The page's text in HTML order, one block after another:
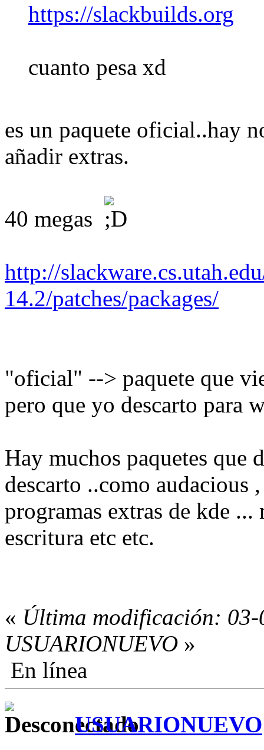
https://slackbuilds.org
cuanto pesa xd
es un paquete oficial..hay
añadir extras.
40 megas
http://
14.2/patches/packages/
"oficial" --> paquete que
pero que yo descarto para
Hay muchos paquetes que
descarto ..como
programas extras de kde ...
escritura etc etc.
« Última modificación:
USUARIONUEVO »
En línea
USUARIONUEVO